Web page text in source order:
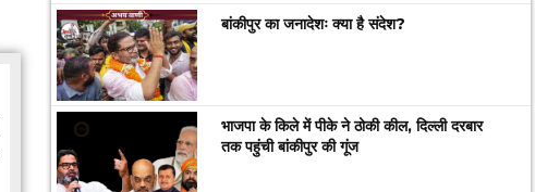
बांकीपुर का जनादेशः क्या है संदेश?
भाजपा के किले में पीके ने ठोकी कील, दिल्ली दरबार
तक पहुंची बांकीपुर की गूंज